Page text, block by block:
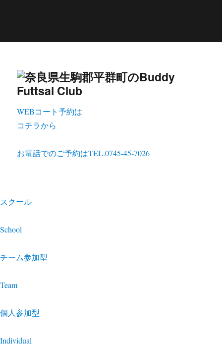
WEBコート予約は
コチラから
お電話でのご予約はTEL.0745-45-7026
スクール
School
チーム参加型
Team
個人参加型
Individual